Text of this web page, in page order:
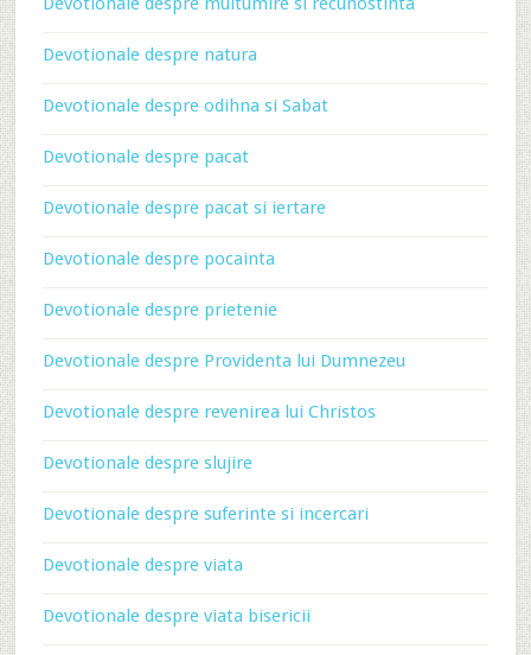
Devotionale despre natura
Devotionale despre odihna si Sabat
Devotionale despre pacat
Devotionale despre pacat si iertare
Devotionale despre pocainta
Devotionale despre prietenie
Devotionale despre Providenta lui Dumnezeu
Devotionale despre revenirea lui Christos
Devotionale despre slujire
Devotionale despre suferinte si incercari
Devotionale despre viata
Devotionale despre viata bisericii